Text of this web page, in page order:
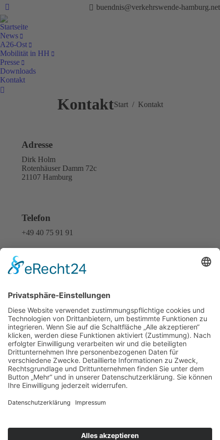
Facebook
buendnis@verkehrswende-hamburg.net
Startseite
News
A26-Ost
Mobilität in HH
Presse
Downloads
Kontakt
Search:
KontaktSie befinden sich hier:
Start Kontakt
Adresse
Dirk Holm
Rotenhäuser Damm 72c
21107 Hamburg
Telefon
+49 40 75 91 91
E-Mail
Es gilt dieDatenschutzerklärung. Durch Senden einer E-
Mail stimmen Sie zu, dass Ihre Angaben und Daten zur
Beantwortung Ihrer Anfrage elektronisch erhoben und
gespeichert werden. Sie können Ihre Einwilligung
jederzeit für die Zukunft per E-Mail an
buendnis@verkehrswende-hamburg.net widerrufen.